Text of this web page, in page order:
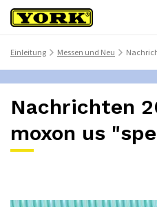
Einleitung >Messen und Neu >
Nachrichten
moxon us